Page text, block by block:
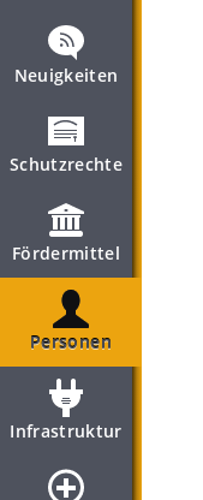
Neuigkeiten
Schutzrechte
Fördermittel
Personen
Infrastruktur